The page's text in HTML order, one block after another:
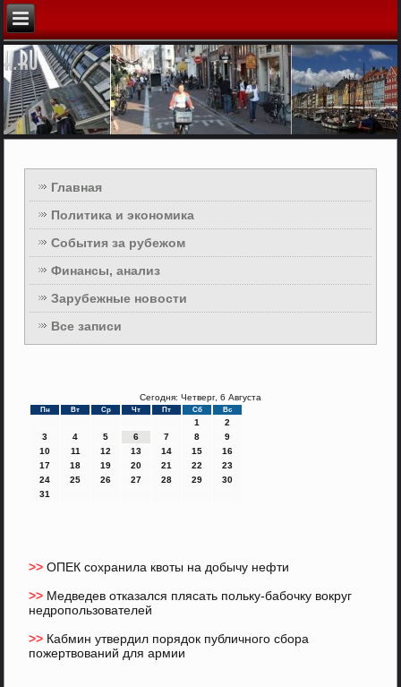
Главная
Политика и экономика
События за рубежом
Финансы, анализ
Зарубежные новости
Все записи
Сегодня: Четверг, 6 Августа
Пн Вт Ср Чт Пт Сб Вс
1
2
3
4 5 6 7 8
9
10
11 12 13 14 15
16
17
18 19 20 21 22
23
24
25 26 27 28 29
30
31
>>ОПЕК сохранила квоты на добычу нефти
>> Медведев отказался плясать польку-бабочку вокруг
недропользователей
>> Кабмин утвердил порядок публичного сбора
пожертвований для армии